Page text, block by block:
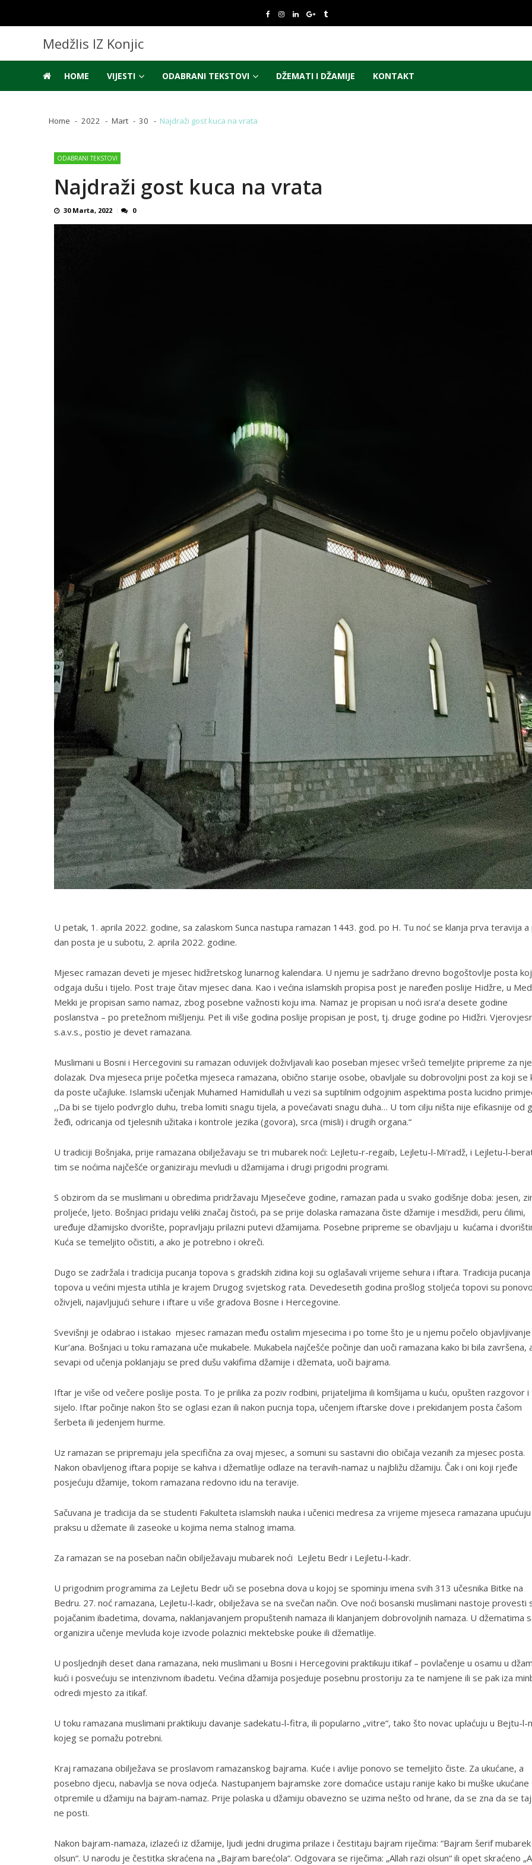
navigation
content
Medžlis IZ Konjic
HOME VIJESTI ODABRANI TEKSTOVI DŽEMATI I DŽAMIJE KONTAKT
Home 2022 Mart 30 Najdraži gost kuca na vrata
ODABRANI TEKSTOVI
Najdraži gost kuca na vrata
30 Marta, 2022 0
U petak, 1. aprila 2022. godine, sa zalaskom Sunca nastupa ramazan 1443. god. po H. Tu noć se klanja prva teravija a
dan posta je u subotu, 2. aprila 2022. godine.
Mjesec ramazan deveti je mjesec hidžretskog lunarnog kalendara. U njemu je sadržano drevno bogoštovlje posta
odgaja dušu i tijelo. Post traje čitav mjesec dana. Kao i većina islamskih propisa post je naređen poslije Hidžre, u
Mekki je propisan samo namaz, zbog posebne važnosti koju ima. Namaz je propisan u noći isra’a desete godine
poslanstva – po pretežnom mišljenju. Pet ili više godina poslije propisan je post, tj. druge godine po Hidžri.
s.a.v.s., postio je devet ramazana.
Muslimani u Bosni i Hercegovini su ramazan oduvijek doživljavali kao poseban mjesec vršeći temeljite pripreme za
dolazak. Dva mjeseca prije početka mjeseca ramazana, obično starije osobe, obavljale su dobrovoljni post za koji se
da poste učajluke. Islamski učenjak Muhamed Hamidullah u vezi sa suptilnim odgojnim aspektima posta lucidno
,,Da bi se tijelo podvrglo duhu, treba lomiti snagu tijela, a povećavati snagu duha… U tom cilju ništa nije efikasnije od
žeđi, odricanja od tjelesnih užitaka i kontrole jezika (govora), srca (misli) i drugih organa.“
U tradiciji Bošnjaka, prije ramazana obilježavaju se tri mubarek noći: Lejletu-r-regaib, Lejletu-l-Mi'radž, i Lejletu-l-
tim se noćima najčešće organiziraju mevludi u džamijama i drugi prigodni programi.
S obzirom da se muslimani u obredima pridržavaju Mjesečeve godine, ramazan pada u svako godišnje doba: jesen,
proljeće, ljeto. Bošnjaci pridaju veliki značaj čistoći, pa se prije dolaska ramazana čiste džamije i mesdžidi, peru ćilimi,
uređuje džamijsko dvorište, popravljaju prilazni putevi džamijama. Posebne pripreme se obavljaju u kućama i
Kuća se temeljito očistiti, a ako je potrebno i okreči.
Dugo se zadržala i tradicija pucanja topova s gradskih zidina koji su oglašavali vrijeme sehura i iftara. Tradicija pucanja
topova u većini mjesta utihla je krajem Drugog svjetskog rata. Devedesetih godina prošlog stoljeća topovi su ponovo
oživjeli, najavljujući sehure i iftare u više gradova Bosne i Hercegovine.
Svevišnji je odabrao i istakao mjesec ramazan među ostalim mjesecima i po tome što je u njemu počelo objavljivanje
Kur’ana. Bošnjaci u toku ramazana uče mukabele. Mukabela najčešće počinje dan uoči ramazana kako bi bila završena,
sevapi od učenja poklanjaju se pred dušu vakifima džamije i džemata, uoči bajrama.
Iftar je više od večere poslije posta. To je prilika za poziv rodbini, prijateljima ili komšijama u kuću, opušten razgovor i
sijelo. Iftar počinje nakon što se oglasi ezan ili nakon pucnja topa, učenjem iftarske dove i prekidanjem posta čašom
šerbeta ili jedenjem hurme.
Uz ramazan se pripremaju jela specifična za ovaj mjesec, a somuni su sastavni dio običaja vezanih za mjesec posta.
Nakon obavljenog iftara popije se kahva i džematlije odlaze na teravih-namaz u najbližu džamiju. Čak i oni koji rjeđe
posjećuju džamije, tokom ramazana redovno idu na teravije.
Sačuvana je tradicija da se studenti Fakulteta islamskih nauka i učenici medresa za vrijeme mjeseca ramazana upućuju
praksu u džemate ili zaseoke u kojima nema stalnog imama.
Za ramazan se na poseban način obilježavaju mubarek noći Lejletu Bedr i Lejletu-l-kadr.
U prigodnim programima za Lejletu Bedr uči se posebna dova u kojoj se spominju imena svih 313 učesnika Bitke na
Bedru. 27. noć ramazana, Lejletu-l-kadr, obilježava se na svečan način. Ove noći bosanski muslimani nastoje provesti
pojačanim ibadetima, dovama, naklanjavanjem propuštenih namaza ili klanjanjem dobrovoljnih namaza. U džematima
organizira učenje mevluda koje izvode polaznici mektebske pouke ili džematlije.
U posljednjih deset dana ramazana, neki muslimani u Bosni i Hercegovini praktikuju itikaf – povlačenje u osamu u
kući i posvećuju se intenzivnom ibadetu. Većina džamija posjeduje posebnu prostoriju za te namjene ili se pak iza
odredi mjesto za itikaf.
U toku ramazana muslimani praktikuju davanje sadekatu-l-fitra, ili popularno „vitre“, tako što novac uplaćuju u Bejtu-l-
kojeg se pomažu potrebni.
Kraj ramazana obilježava se proslavom ramazanskog bajrama. Kuće i avlije ponovo se temeljito čiste. Za ukućane, a
posebno djecu, nabavlja se nova odjeća. Nastupanjem bajramske zore domaćice ustaju ranije kako bi muške ukućane
otpremile u džamiju na bajram-namaz. Prije polaska u džamiju obavezno se uzima nešto od hrane, da se zna da se
ne posti.
Nakon bajram-namaza, izlazeći iz džamije, ljudi jedni drugima prilaze i čestitaju bajram riječima: “Bajram šerif mubarek
olsun“. U narodu je čestitka skraćena na „Bajram barećola“. Odgovara se riječima: „Allah razi olsun“ ili opet skraćeno